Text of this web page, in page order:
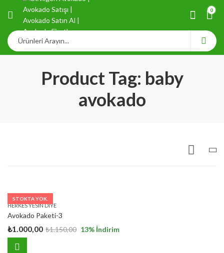
0
Product Tag: baby
avokado
STOKTA YOK.
HERKES YESIN DIYE
Avokado Paketi-3
₺1.000,00 ₺1.150,00 13% İndirim